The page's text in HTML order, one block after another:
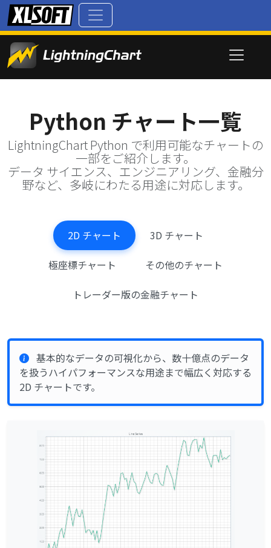
Python チャート一覧
LightningChart Python で利用可能なチャートの
一部をご紹介します。
データ サイエンス、エンジニアリング、金融分
野など、多岐にわたる用途に対応します。
2D チャート 3D チャート
極座標チャート その他のチャート
トレーダー版の金融チャート
基本的なデータの可視化から、数十億点のデータ
を扱うハイパフォーマンスな用途まで幅広く対応する
2D チャートです。